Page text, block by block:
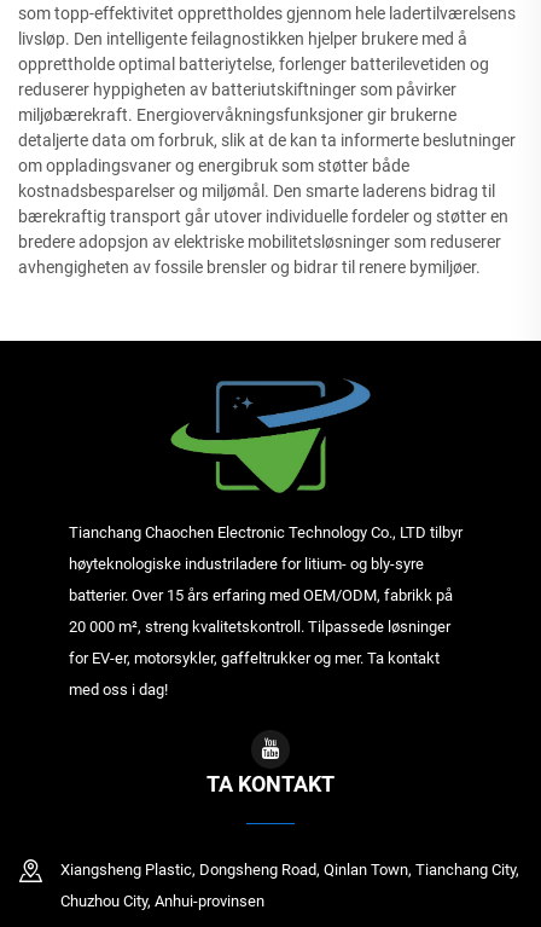
som topp-effektivitet opprettholdes gjennom hele ladertilværelsens
livsløp. Den intelligente feilagnostikken hjelper brukere med å
opprettholde optimal batteriytelse, forlenger batterilevetiden og
reduserer hyppigheten av batteriutskiftninger som påvirker
miljøbærekraft. Energiovervåkningsfunksjoner gir brukerne
detaljerte data om forbruk, slik at de kan ta informerte beslutninger
om oppladingsvaner og energibruk som støtter både
kostnadsbesparelser og miljømål. Den smarte laderens bidrag til
bærekraftig transport går utover individuelle fordeler og støtter en
bredere adopsjon av elektriske mobilitetsløsninger som reduserer
avhengigheten av fossile brensler og bidrar til renere bymiljøer.
Tianchang Chaochen Electronic Technology Co., LTD tilbyr
høyteknologiske industriladere for litium- og bly-syre
batterier. Over 15 års erfaring med OEM/ODM, fabrikk på
20 000 m², streng kvalitetskontroll. Tilpassede løsninger
for EV-er, motorsykler, gaffeltrukker og mer. Ta kontakt
med oss i dag!
TA KONTAKT
Xiangsheng Plastic, Dongsheng Road, Qinlan Town, Tianchang City,
Chuzhou City, Anhui-provinsen